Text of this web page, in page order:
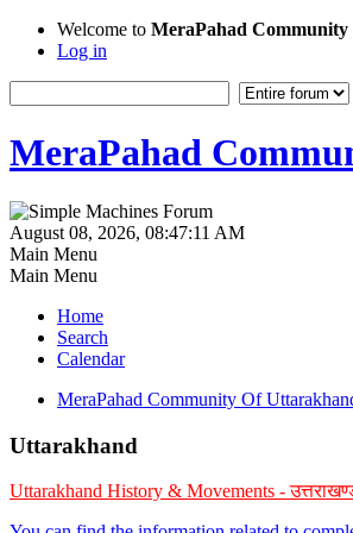
Welcome to MeraPahad
Log in
MeraPahad
August 08, 2026, 08:47:11 AM
Main Menu
Main Menu
Home
Search
Calendar
MeraPahad Community Of
Uttarakhand
Uttarakhand History & Movements -